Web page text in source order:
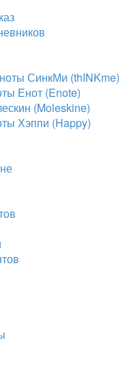
СинкМи (thINKme)
Енот (Enote)
(Moleskine)
Хэппи (Happy)